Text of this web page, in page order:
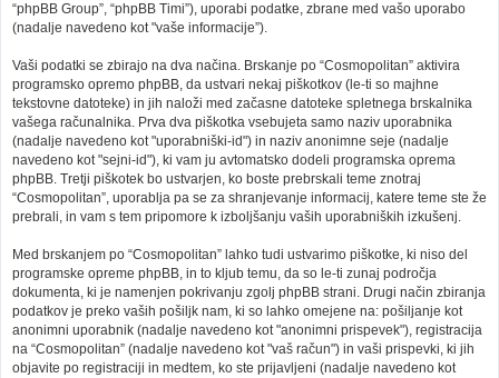
“phpBB Group”, “phpBB Timi”), uporabi podatke, zbrane med vašo uporabo
(nadalje navedeno kot "vaše informacije”).
Vaši podatki se zbirajo na dva načina. Brskanje po “Cosmopolitan” aktivira
programsko opremo phpBB, da ustvari nekaj piškotkov (le-ti so majhne
tekstovne datoteke) in jih naloži med začasne datoteke spletnega brskalnika
vašega računalnika. Prva dva piškotka vsebujeta samo naziv uporabnika
(nadalje navedeno kot "uporabniški-id") in naziv anonimne seje (nadalje
navedeno kot "sejni-id"), ki vam ju avtomatsko dodeli programska oprema
phpBB. Tretji piškotek bo ustvarjen, ko boste prebrskali teme znotraj
“Cosmopolitan”, uporablja pa se za shranjevanje informacij, katere teme ste že
prebrali, in vam s tem pripomore k izboljšanju vaših uporabniških izkušenj.
Med brskanjem po “Cosmopolitan” lahko tudi ustvarimo piškotke, ki niso del
programske opreme phpBB, in to kljub temu, da so le-ti zunaj področja
dokumenta, ki je namenjen pokrivanju zgolj phpBB strani. Drugi način zbiranja
podatkov je preko vaših pošiljk nam, ki so lahko omejene na: pošiljanje kot
anonimni uporabnik (nadalje navedeno kot "anonimni prispevek"), registracija
na “Cosmopolitan” (nadalje navedeno kot "vaš račun") in vaši prispevki, ki jih
objavite po registraciji in medtem, ko ste prijavljeni (nadalje navedeno kot